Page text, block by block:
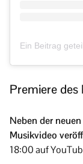
Premiere
Neben der
Musikvideo
18:00 auf